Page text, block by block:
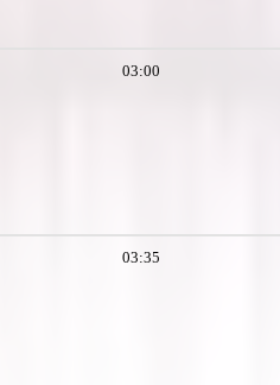
03:00
03:35